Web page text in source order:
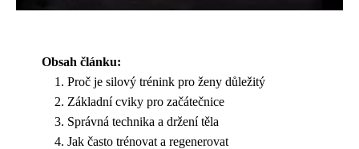
Obsah článku:
Proč je silový trénink pro ženy důležitý
Základní cviky pro začátečnice
Správná technika a držení těla
Jak často trénovat a regenerovat